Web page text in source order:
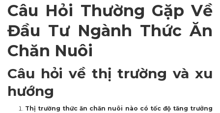
Câu Hỏi Thường Gặp Về
Đầu Tư Ngành Thức Ăn
Chăn Nuôi
Câu hỏi về thị trường và xu
hướng
Thị trường thức ăn chăn nuôi nào có tốc độ tăng trưởng